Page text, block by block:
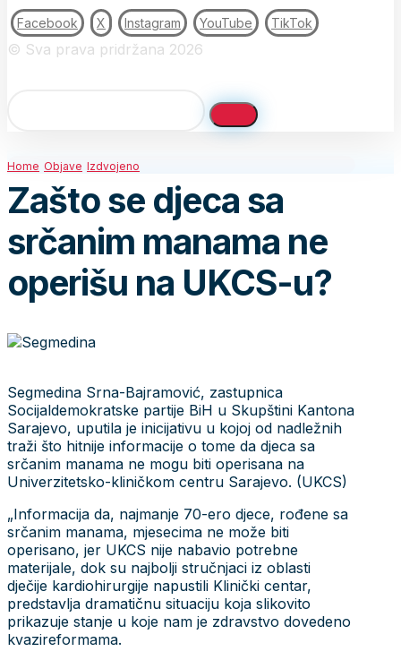
Facebook X Instagram YouTube TikTok
© Sva prava pridržana 2026
Home Objave Izdvojeno
Zašto se djeca sa
srčanim manama ne
operišu na UKCS-u?
Segmedina Srna-Bajramović, zastupnica
Socijaldemokratske partije BiH u Skupštini Kantona
Sarajevo, uputila je inicijativu u kojoj od nadležnih
traži što hitnije informacije o tome da djeca sa
srčanim manama ne mogu biti operisana na
Univerzitetsko-kliničkom centru Sarajevo. (UKCS)
„Informacija da, najmanje 70-ero djece, rođene sa
srčanim manama, mjesecima ne može biti
operisano, jer UKCS nije nabavio potrebne
materijale, dok su najbolji stručnjaci iz oblasti
dječije kardiohirurgije napustili Klinički centar,
predstavlja dramatičnu situaciju koja slikovito
prikazuje stanje u koje nam je zdravstvo dovedeno
kvazireformama.